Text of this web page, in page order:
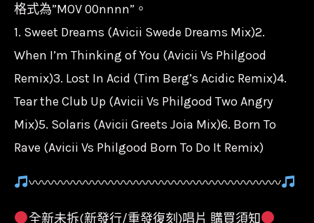
格式為”MOV 00nnnn”。
1. Sweet Dreams (Avicii Swede Dreams Mix)2.
When I’m Thinking of You (Avicii Vs Philgood
Remix)3. Lost In Acid (Tim Berg’s Acidic Remix)4.
Tear the Club Up (Avicii Vs Philgood Two Angry
Mix)5. Solaris (Avicii Greets Joia Mix)6. Born To
Rave (Avicii Vs Philgood Born To Do It Remix)
〰〰〰〰〰〰〰〰〰〰〰〰〰〰〰〰〰〰〰〰
全新未拆(新發行/重發復刻)唱片 購買須知